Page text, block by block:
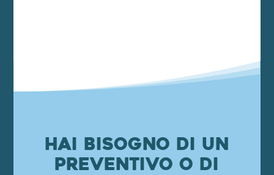
Hai bisogno di un
preventivo o di